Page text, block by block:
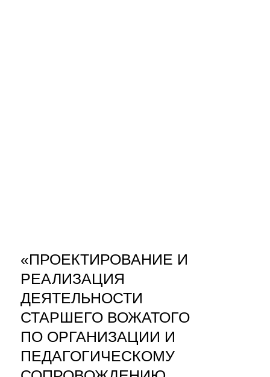
«ПРОЕКТИРОВАНИЕ И
РЕАЛИЗАЦИЯ
ДЕЯТЕЛЬНОСТИ
СТАРШЕГО ВОЖАТОГО
ПО ОРГАНИЗАЦИИ И
ПЕДАГОГИЧЕСКОМУ